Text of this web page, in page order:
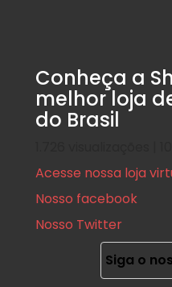
Conheça a
melhor loja
do Brasil
Acesse nossa loja
Nosso facebook
Nosso Twitter
Siga o